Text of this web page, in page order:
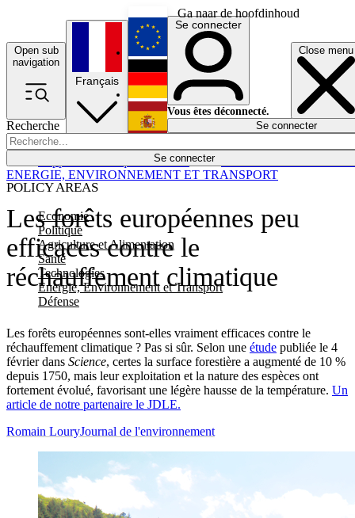
Ga naar de hoofdinhoud
Open sub
navigation
Close menu
Recherche
Se connecter
POLICY AREAS
Economie
Politique
Agriculture et Alimentation
Santé
Technologies
Energie, Environnement et Transport
Défense
Économie
Français
English
Deutsch
Español
Se connecter
Vous êtes déconnecté.
Se connecter
Les forêts européennes peu
efficaces contre le
réchauffement climatique
Les forêts européennes sont-elles vraiment efficaces contre le
réchauffement climatique ? Pas si sûr. Selon une étude publiée le 4
février dans Science, certes la surface forestière a augmenté de 10 %
depuis 1750, mais leur exploitation et la nature des espèces ont
fortement évolué, favorisant une légère hausse de la température. Un
article de notre partenaire le JDLE.
ENERGIE, ENVIRONNEMENT ET TRANSPORT
Romain LouryJournal de l'environnement